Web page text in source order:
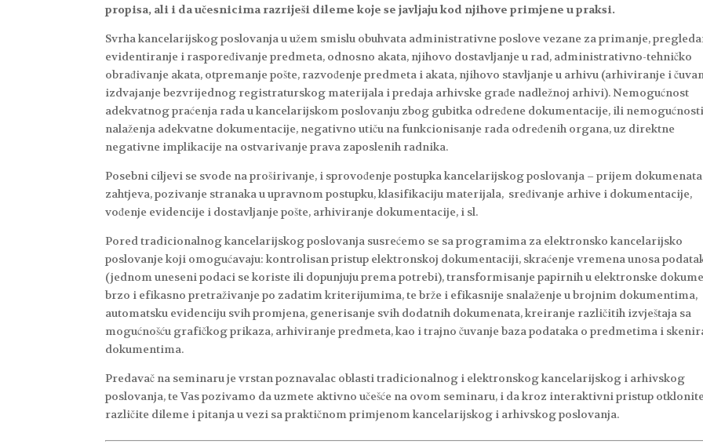
propisa, ali i da učesnicima razriješi dileme koje se javljaju kod njihove primjene u praksi.
Svrha kancelarijskog poslovanja u užem smislu obuhvata administrativne poslove vezane za primanje,
evidentiranje i raspoređivanje predmeta, odnosno akata, njihovo dostavljanje u rad, administrativno-tehničko
obrađivanje akata, otpremanje pošte, razvođenje predmeta i akata, njihovo stavljanje u arhivu (arhiviranje i
izdvajanje bezvrijednog registraturskog materijala i predaja arhivske građe nadležnoj arhivi). Nemogućnost
adekvatnog praćenja rada u kancelarijskom poslovanju zbog gubitka određene dokumentacije, ili nemogućnosti
nalaženja adekvatne dokumentacije, negativno utiču na funkcionisanje rada određenih organa, uz direktne
negativne implikacije na ostvarivanje prava zaposlenih radnika.
Posebni ciljevi se svode na proširivanje, i sprovođenje postupka kancelarijskog poslovanja – prijem
zahtjeva, pozivanje stranaka u upravnom postupku, klasifikaciju materijala, sređivanje arhive i dokumentacije,
vođenje evidencije i dostavljanje pošte, arhiviranje dokumentacije, i sl.
Pored tradicionalnog kancelarijskog poslovanja susrećemo se sa programima za elektronsko kancelarijsko
poslovanje koji omogućavaju: kontrolisan pristup elektronskoj dokumentaciji, skraćenje vremena unosa
(jednom uneseni podaci se koriste ili dopunjuju prema potrebi), transformisanje papirnih u elektronske
brzo i efikasno pretraživanje po zadatim kriterijumima, te brže i efikasnije snalaženje u brojnim dokumentima,
automatsku evidenciju svih promjena, generisanje svih dodatnih dokumenata, kreiranje različitih izvještaja sa
mogućnošću grafičkog prikaza, arhiviranje predmeta, kao i trajno čuvanje baza podataka o predmetima i
dokumentima.
Predavač na seminaru je vrstan poznavalac oblasti tradicionalnog i elektronskog kancelarijskog i arhivskog
poslovanja, te Vas pozivamo da uzmete aktivno učešće na ovom seminaru, i da kroz interaktivni pristup otklonite
različite dileme i pitanja u vezi sa praktičnom primjenom kancelarijskog i arhivskog poslovanja.